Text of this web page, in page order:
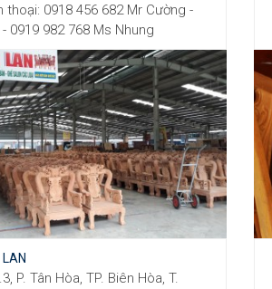
thoại: 0918 456 682 Mr Cường -
0919 982 768 Ms Nhung
P. Tân Hòa, TP. Biên Hòa, T.